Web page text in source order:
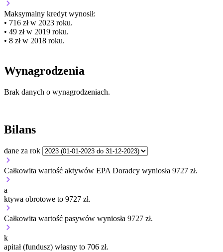
Maksymalny kredyt wynosił:
• 716 zł w 2023 roku.
• 49 zł w 2019 roku.
• 8 zł w 2018 roku.
Wynagrodzenia
Brak danych o wynagrodzeniach.
Bilans
dane za rok
Całkowita wartość aktywów EPA Doradcy wyniosła 9727 zł.
a
ktywa obrotowe to 9727 zł.
Całkowita wartość pasywów wyniosła 9727 zł.
k
apitał (fundusz) własny to 706 zł.